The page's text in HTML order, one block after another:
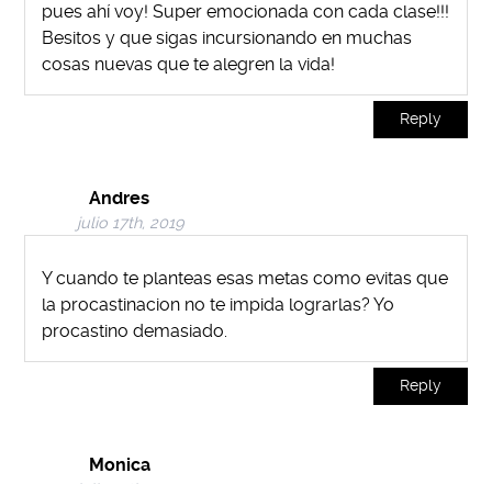
pues ahí voy! Super emocionada con cada clase!!!
Besitos y que sigas incursionando en muchas
cosas nuevas que te alegren la vida!
Reply
Andres
julio 17th, 2019
Y cuando te planteas esas metas como evitas que
la procastinacion no te impida lograrlas? Yo
procastino demasiado.
Reply
Monica